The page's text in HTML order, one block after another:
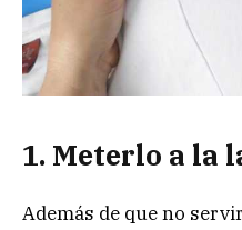
1. Meterlo a la
Además de que no